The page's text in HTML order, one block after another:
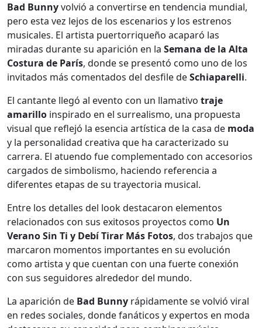
Bad Bunnyvolvió a convertirse en tendencia mundial,
pero esta vez lejos de los escenarios y los estrenos
musicales. El artista puertorriqueño acaparó las
miradas durante su aparición en la Semana de la Alta
Costura de París, donde se presentó como uno de los
invitados más comentados del desfile deSchiaparelli.
El cantante llegó al evento con un llamativo traje
amarillo inspirado en el surrealismo, una propuesta
visual que reflejó la esencia artística de la casa de moda
y la personalidad creativa que ha caracterizado su
carrera. El atuendo fue complementado con accesorios
cargados de simbolismo, haciendo referencia a
diferentes etapas de su trayectoria musical.
Entre los detalles del look destacaron elementos
relacionados con sus exitosos proyectos como Un
Verano Sin Ti y Debí Tirar Más Fotos, dos trabajos que
marcaron momentos importantes en su evolución
como artista y que cuentan con una fuerte conexión
con sus seguidores alrededor del mundo.
La aparición de Bad Bunny rápidamente se volvió viral
en redes sociales, donde fanáticos y expertos en moda